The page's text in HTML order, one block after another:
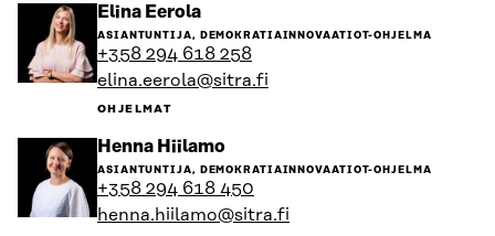
Elina EerolaSiirry
henkilön
sivulle
ASIANTUNTIJA, DEMOKRATIAINNOVAATIOT-OHJELMA
+358 294 618 258
elina.eerola@sitra.fi
OHJELMAT
Henna HiilamoSiirry
henkilön
sivulle
ASIANTUNTIJA, DEMOKRATIAINNOVAATIOT-OHJELMA
+358 294 618 450
henna.hiilamo@sitra.fi